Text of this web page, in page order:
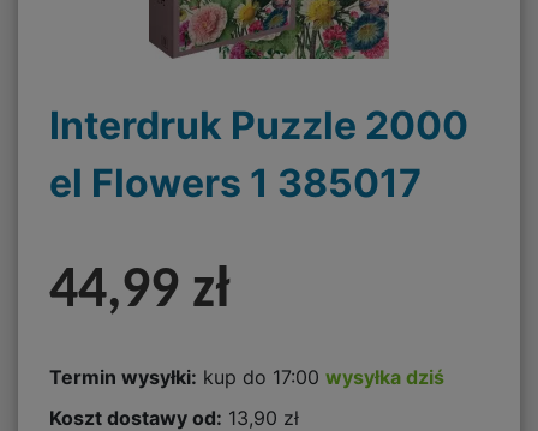
Interdruk Puzzle 2000
el Flowers 1 385017
44,99 zł
Termin wysyłki: kup do 17:00 wysyłka dziś
Koszt dostawy od: 13,90 zł